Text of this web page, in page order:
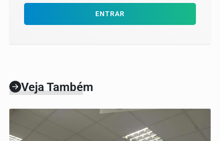
ENTRAR
Veja Também